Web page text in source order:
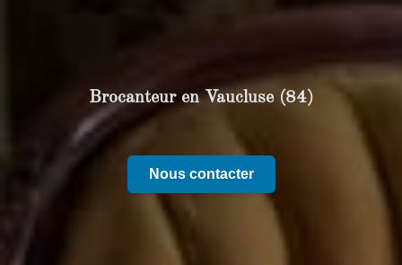
Brocanteur en Vaucluse (84)
Nous contacter